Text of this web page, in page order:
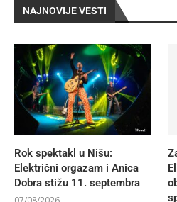
NAJNOVIJE VESTI
Rok spektakl u Nišu:
Električni orgazam i Anica
Dobra stižu 11. septembra